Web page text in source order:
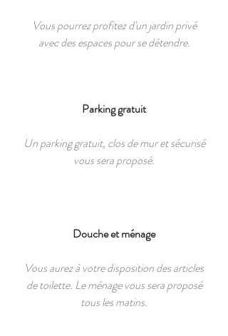
Vous pourrez profitez d'un jardin privé
avec des espaces pour se détendre.
Parking gratuit
Un parking gratuit, clos de mur et sécurisé
vous sera proposé.
Douche et ménage
Vous aurez à votre disposition des articles
de toilette. Le ménage vous sera proposé
tous les matins.